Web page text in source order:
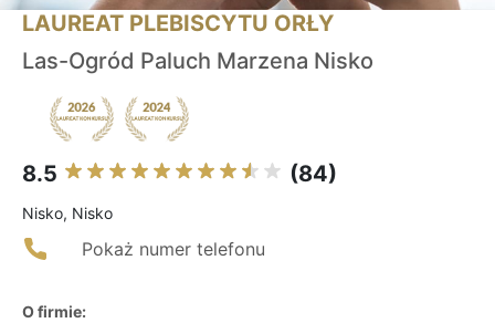
LAUREAT PLEBISCYTU ORŁY
Las-Ogród Paluch Marzena Nisko
8.5 (84)
Nisko, Nisko
Pokaż numer telefonu
O firmie: